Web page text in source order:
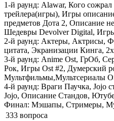
1-й раунд: Alawar, Кого
трейлера(игры), Игры
предметов Дота 2, Описание
Шедевры Devolver Digital,
2-й раунд: Актеры, Актрисы,
цитата, Экранизации Кинга,
3-й раунд: Anime Ost, ГрОб,
Рок, Игры Ost #2, Думерский
Мультфильмы,Мультсериалы
4-й раунд: Враги Паучка, Jojo
Jojo, Описание Стандов,
Финал: Мэшапы, Стримеры,
333 вопроса